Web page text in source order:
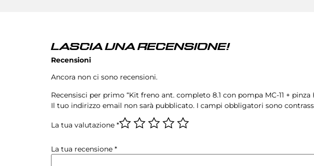
LASCIA UNA RECENSIONE!
Recensioni
Ancora non ci sono recensioni.
Recensisci per primo “Kit freno ant. completo 8.1 con pompa MC-11 +
Il tuo indirizzo email non sarà pubblicato. I campi obbligatori sono
La tua valutazione *
La tua recensione *